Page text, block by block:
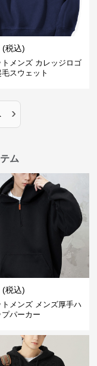
(税込)
トメンズ カレッジロゴ
スウェット
›
ム
(税込)
トメンズ メンズ厚手ハ
パーカー